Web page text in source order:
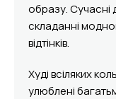
образу. Сучасні
складанні
відтінків.
Худі всіляких
улюблені